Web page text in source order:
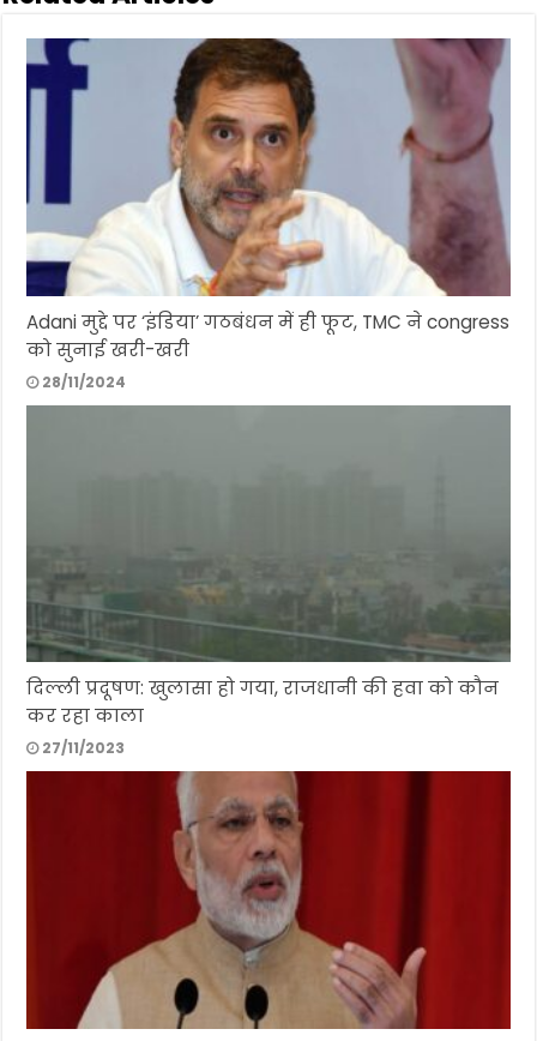
Adani मुद्दे पर ‘इंडिया’ गठबंधन में ही फूट, TMC ने congress
को सुनाई खरी-खरी
28/11/2024
दिल्ली प्रदूषण: खुलासा हो गया, राजधानी की हवा को कौन
कर रहा काला
27/11/2023